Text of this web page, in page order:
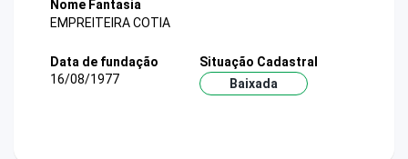
Nome Fantasia
EMPREITEIRA COTIA
Data de fundação
16/08/1977
Situação Cadastral
Baixada